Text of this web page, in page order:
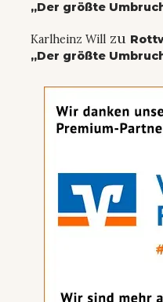
„Der größte
Karlheinz Will zu
„Der größte